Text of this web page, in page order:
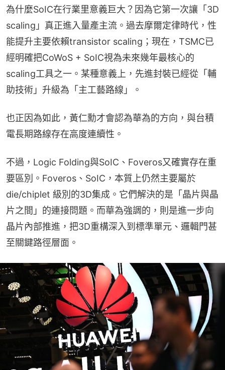
為什麼SoIC在行業里意義巨大？因為它第一次讓「3D
scaling」真正進入量產主流。過去摩爾定律時代，性
能提升主要依賴transistor scaling；現在，TSMC已
經明確把CoWoS + SoIC視為未來幾年最核心的
scaling工具之一。某種意義上，先進封裝已經從「輔
助技術」升級為「主工藝路線」。
也正因為如此，黃仁勳才會認為華為的方向，與台積
電長期路線存在高度連續性。
不過，Logic Folding與SoIC、Foveros又確實存在重
要區別。Foveros、SoIC，本質上仍然主要屬於
die/chiplet 級別的3D集成。它們解決的是「晶片與晶
片之間」的連接問題。而華為強調的，則是進一步向
晶片內部推進，把3D重構深入到標準單元、邏輯門甚
至關鍵路徑層面。